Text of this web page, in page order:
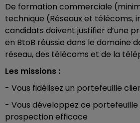
De formation commerciale
technique (Réseaux et télécoms,
candidats doivent justifier d’une
en BtoB réussie dans le domaine
réseau, des télécoms et de la
Les missions :
- Vous fidélisez un portefeuille
- Vous développez ce portefeuille
prospection efficace